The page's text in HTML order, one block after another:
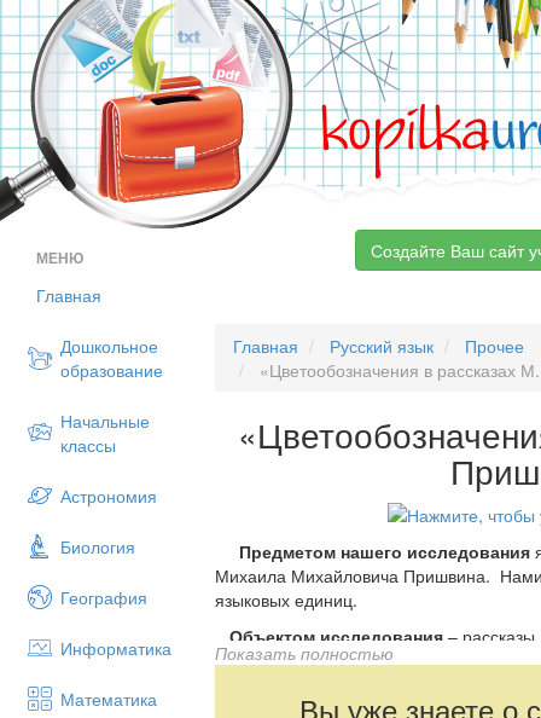
kopilka
МЕНЮ
Главная
Дошкольное
образование
Начальные
классы
Астрономия
Биология
География
Информатика
Математика
Создайте Ваш сайт
Главная Русский язык
Прочее
«Цветообозначения в рассказах
Предметом нашего исследования
Михаила Михайловича Пришвина.
языковых единиц.
Объектом исследования –
Цель нашей работы– выявить
цветообозначений. Отсюда вытекают
Показать полностью
Вы уже знаете о